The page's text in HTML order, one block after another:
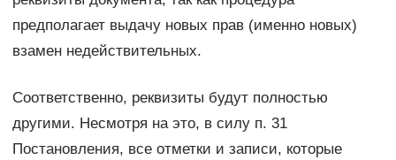
предполагает выдачу новых прав (именно новых)
взамен недействительных.
Соответственно, реквизиты будут полностью
другими. Несмотря на это, в силу п. 31
Постановления, все отметки и записи, которые